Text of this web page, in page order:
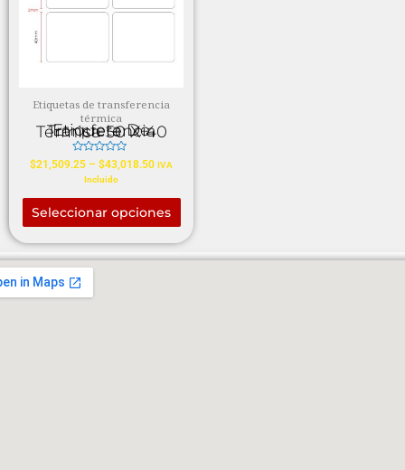
Etiquetas de transferencia
térmica
Etiqueta De Transferencia Térmica 50 X 40
Valorado
en
5
$21,509.25 – $43,018.50 IVA
Incluido
Seleccionar opciones